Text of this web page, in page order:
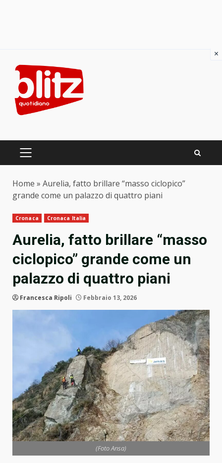
content
PRIMARY
Home » Aurelia, fatto brillare “masso ciclopico”
grande come un palazzo di quattro piani
Cronaca Cronaca Italia
Aurelia, fatto brillare “masso
ciclopico” grande come un
palazzo di quattro piani
Francesca Ripoli Febbraio 13, 2026
(Foto Ansa)
×